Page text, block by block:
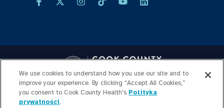
Copyright © 2026 Cook County Health. All Rights Reserved.
LOGOWANIE PRACOWNIKA
We use cookies to understand how you use our site and to
improve your experience. By clicking “Accept All Cookies,”
you consent to Cook County Health's Polityka
prywatności.